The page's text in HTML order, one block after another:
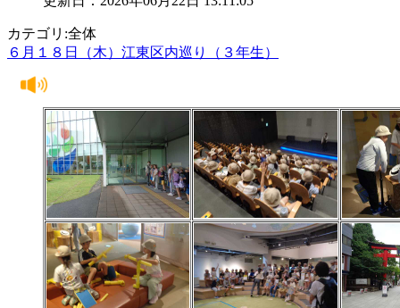
カテゴリ:全体
６月１８日（木）江東区内巡り（３年生）